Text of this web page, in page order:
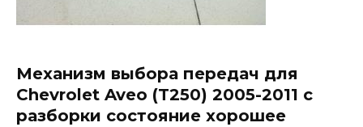
Механизм выбора передач для
Chevrolet Aveo (T250) 2005-2011 с
разборки состояние хорошее